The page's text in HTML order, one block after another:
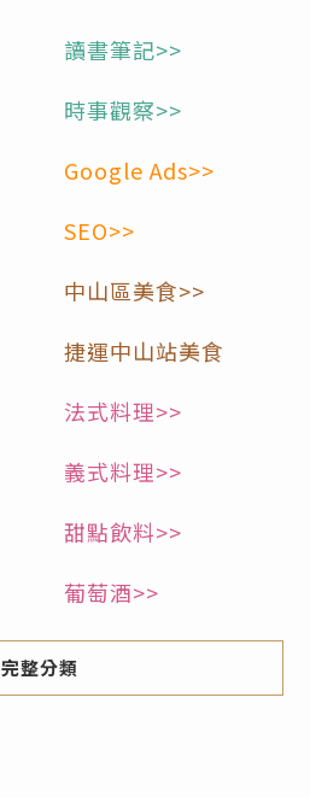
讀書筆記>>
時事觀察>>
Google Ads>>
SEO>>
中山區美食>>
捷運中山站美食
法式料理>>
義式料理>>
甜點飲料>>
葡萄酒>>
完整分類